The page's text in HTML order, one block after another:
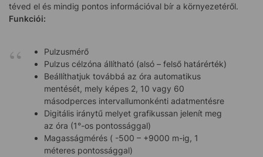
téved el és mindig pontos információval bír a környezetéről.
Funkciói:
Pulzusmérő
Pulzus célzóna állítható (alsó – felső határérték)
Beállíthatjuk továbbá az óra automatikus
mentését, mely képes 2, 10 vagy 60
másodperces intervallumonkénti adatmentésre
Digitális iránytű melyet grafikussan jelenít meg
az óra (1°-os pontossággal)
Magasságmérés ( -500 – +9000 m-ig, 1
méteres pontossággal)